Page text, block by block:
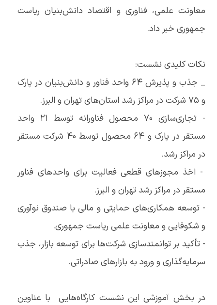
معاونت علمی، فناوری و اقتصاد دانش‌بنیان ریاست
جمهوری خبر داد.
نکات کلیدی نشست:
_ جذب و پذیرش 64 واحد فناور و دانش‌بنیان در پارک
و 75 شرکت در مراکز رشد استان‌های تهران و البرز.
- تجاری‌سازی 70 محصول فناورانه توسط 21 واحد
مستقر در پارک و 64 محصول توسط 40 شرکت مستقر
در مراکز رشد.
- اخذ مجوزهای قطعی فعالیت برای واحدهای فناور
مستقر در مراکز رشد تهران و البرز.
- توسعه همکاری‌های حمایتی و مالی با صندوق نوآوری
و شکوفایی و معاونت علمی ریاست جمهوری.
- تأکید بر توانمندسازی شرکت‌ها برای توسعه بازار، جذب
سرمایه‌گذاری و ورود به بازارهای صادراتی.
در بخش آموزشی این نشست کارگاه‌هایی با عناوین